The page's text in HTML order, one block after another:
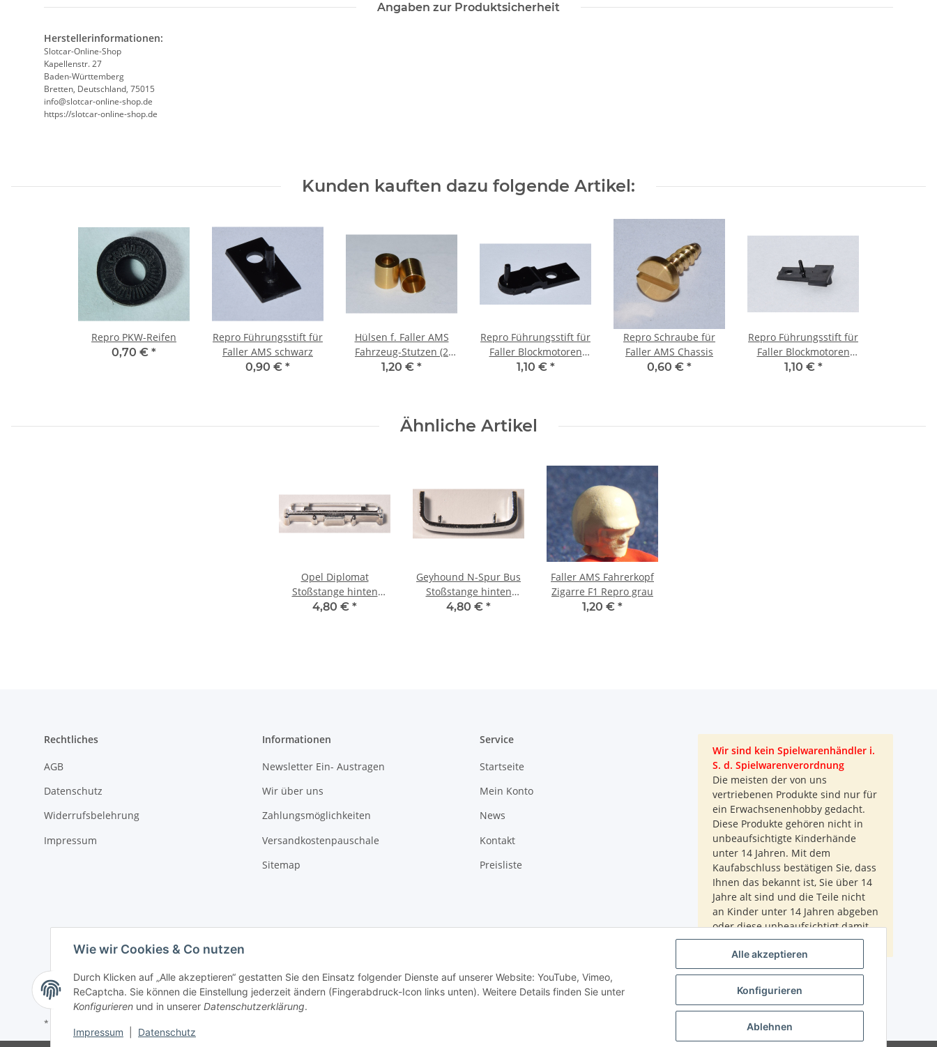
Alle akzeptieren
Konfigurieren
Ablehnen
Wie wir Cookies & Co nutzen
Durch Klicken auf „Alle akzeptieren“ gestatten Sie den Einsatz folgender Dienste auf unserer Website: YouTube, Vimeo,
ReCaptcha. Sie können die Einstellung jederzeit ändern (Fingerabdruck-Icon links unten). Weitere Details finden Sie unter
Konfigurieren und in unserer Datenschutzerklärung.
Impressum Datenschutz
Angaben zur Produktsicherheit
Herstellerinformationen:
Slotcar-Online-Shop
Kapellenstr. 27
Baden-Württemberg
Bretten, Deutschland, 75015
info@slotcar-online-shop.de
https://slotcar-online-shop.de
Kunden kauften dazu folgende Artikel:
Repro PKW-Reifen
0,70 € *
Repro Führungsstift für
Faller AMS schwarz
0,90 € *
Hülsen f. Faller AMS
Fahrzeug-Stutzen (2
Stck)
1,20 € *
Repro Führungsstift für
Faller Blockmotoren
schwarz, gewölbt
1,10 € *
Repro Schraube für
Faller AMS Chassis
0,60 € *
Repro Führungsstift für
Faller Blockmotoren
schwarz
1,10 € *
Ähnliche Artikel
Opel Diplomat
Stoßstange hinten
Repro
4,80 € *
Geyhound N-Spur Bus
Stoßstange hinten
Repro
4,80 € *
Faller AMS Fahrerkopf
Zigarre F1 Repro grau
1,20 € *
Rechtliches
AGB
Datenschutz
Widerrufsbelehrung
Impressum
Informationen
Newsletter Ein- Austragen
Wir über uns
Zahlungsmöglichkeiten
Versandkostenpauschale
Sitemap
Service
Startseite
Mein Konto
News
Kontakt
Preisliste
Wir sind kein Spielwarenhändler i.
S. d. Spielwarenverordnung
Die meisten der von uns
vertriebenen Produkte sind nur für
ein Erwachsenenhobby gedacht.
Diese Produkte gehören nicht in
unbeaufsichtigte Kinderhände
unter 14 Jahren. Mit dem
Kaufabschluss bestätigen Sie, dass
Ihnen das bekannt ist, Sie über 14
Jahre alt sind und die Teile nicht
an Kinder unter 14 Jahren abgeben
oder diese unbeaufsichtigt damit
spielen lassen.
Vertrag widerrufen
* Alle Preise inkl. gesetzlicher USt., zzgl.